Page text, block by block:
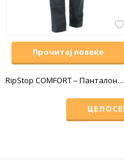
Прочитај повеќе
RipStop COMFORT – Панталони со прерамки